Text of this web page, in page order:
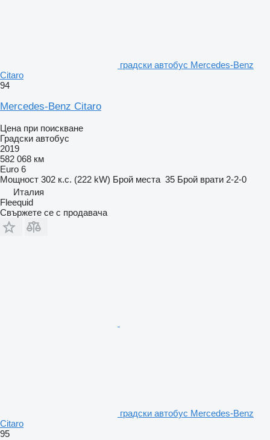
градски автобус Mercedes-Benz
Citaro
94
Mercedes-Benz Citaro
Цена при поискване
Градски автобус
2019
582 068 км
Euro 6
Мощност 302 к.с. (222 kW) Брой места 35 Брой врати 2-2-0
Италия
Fleequid
Свържете се с продавача
градски автобус Mercedes-Benz
Citaro
95